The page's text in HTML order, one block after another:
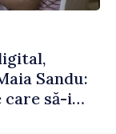
Sandu:
care să-i